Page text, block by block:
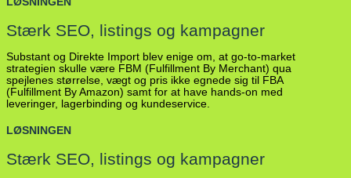
Stærk SEO, listings og kampagner
Substant og Direkte Import blev enige om, at go-to-market
strategien skulle være FBM (Fulfillment By Merchant) qua
spejlenes størrelse, vægt og pris ikke egnede sig til FBA
(Fulfillment By Amazon) samt for at have hands-on med
leveringer, lagerbinding og kundeservice.
LØSNINGEN
Stærk SEO, listings og kampagner